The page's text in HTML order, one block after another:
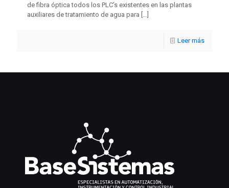
de fibra óptica todos los PLC’s existentes en las plantas
auxiliares de tratamiento de agua para […]
Leer más